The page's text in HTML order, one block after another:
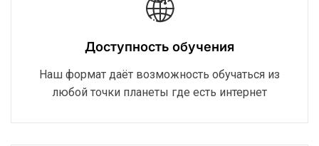
Доступность обучения
Наш формат даёт возможность обучаться из
любой точки планеты где есть интернет